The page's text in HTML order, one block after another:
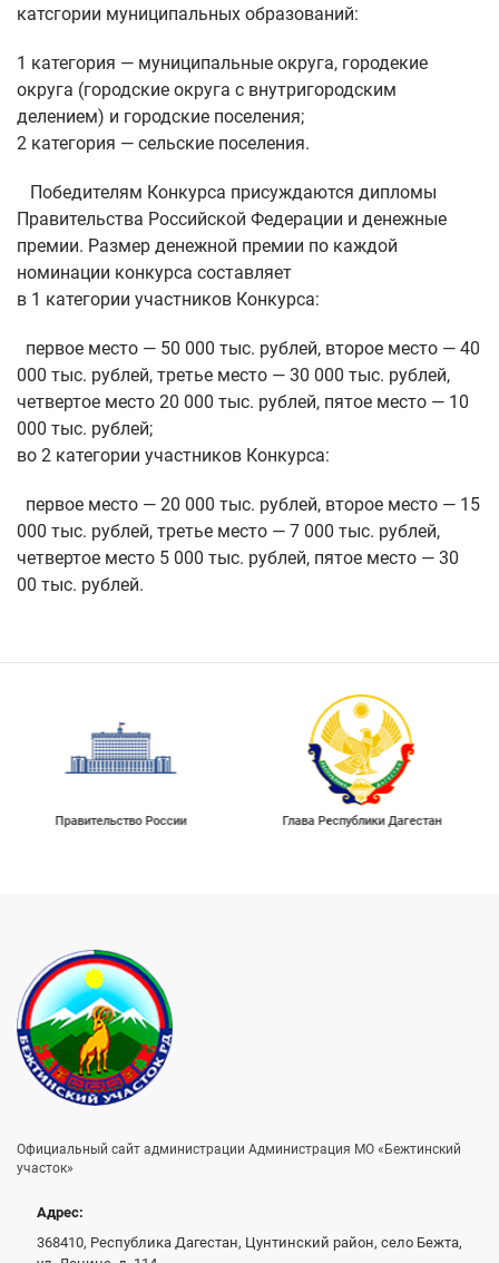
катсгории муниципальных образований:
1 категория — муниципальные округа, городекие
округа (городские округа с внутригородским
делением) и городские поселения;
2 категория — сельские поселения.
Победителям Конкурса присуждаются дипломы
Правительства Российской Федерации и денежные
премии. Размер денежной премии по каждой
номинации конкурса составляет
в 1 категории участников Конкурса:
первое место — 50 000 тыс. рублей, второе место — 40
000 тыс. рублей, третье место — 30 000 тыс. рублей,
четвертое место 20 000 тыс. рублей, пятое место — 10
000 тыс. рублей;
во 2 категории участников Конкурса:
первое место — 20 000 тыс. рублей, второе место — 15
000 тыс. рублей, третье место — 7 000 тыс. рублей,
четвертое место 5 000 тыс. рублей, пятое место — 30
00 тыс. рублей.
Правительство России Глава Республики Дагестан
Официальный сайт администрации Администрация МО «Бежтинский
участок»
Адрес:
368410, Республика Дагестан, Цунтинский район, село Бежта,